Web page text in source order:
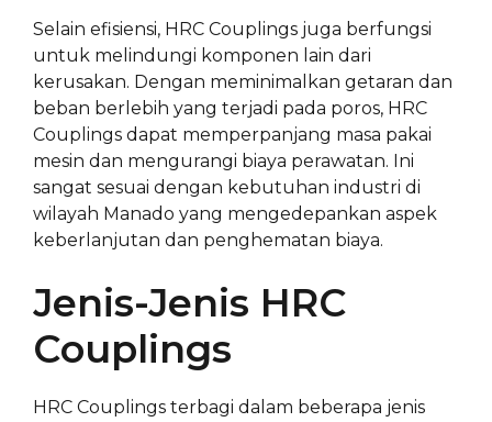
Selain efisiensi, HRC Couplings juga berfungsi
untuk melindungi komponen lain dari
kerusakan. Dengan meminimalkan getaran dan
beban berlebih yang terjadi pada poros, HRC
Couplings dapat memperpanjang masa pakai
mesin dan mengurangi biaya perawatan. Ini
sangat sesuai dengan kebutuhan industri di
wilayah Manado yang mengedepankan aspek
keberlanjutan dan penghematan biaya.
Jenis-Jenis HRC
Couplings
HRC Couplings terbagi dalam beberapa jenis